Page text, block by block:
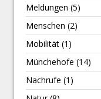
Meldungen (5)
Menschen (2)
Mobilität (1)
Münchehofe (14)
Nachrufe (1)